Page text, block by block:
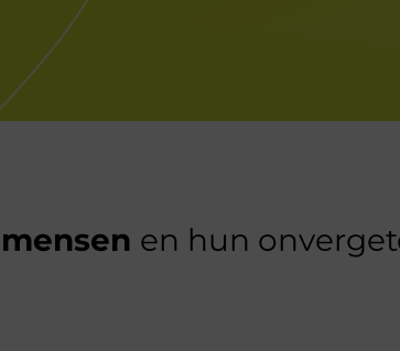
en hun